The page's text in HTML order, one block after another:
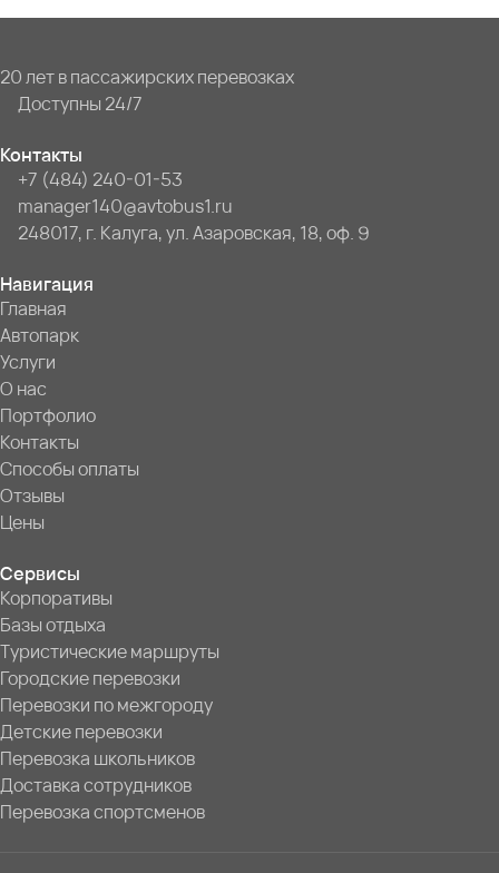
20 лет в пассажирских перевозках
Доступны 24/7
Контакты
+7 (484) 240-01-53
manager140@avtobus1.ru
248017, г. Калуга, ул. Азаровская, 18, оф. 9
Навигация
Главная
Автопарк
Услуги
О нас
Портфолио
Контакты
Способы оплаты
Отзывы
Цены
Сервисы
Корпоративы
Базы отдыха
Туристические маршруты
Городские перевозки
Перевозки по межгороду
Детские перевозки
Перевозка школьников
Доставка сотрудников
Перевозка спортсменов